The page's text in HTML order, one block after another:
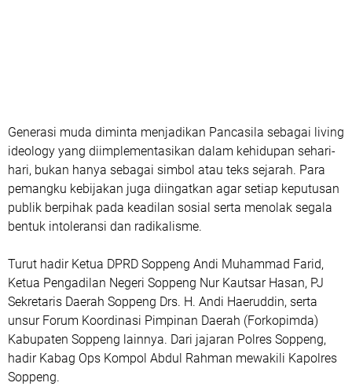
Generasi muda diminta menjadikan Pancasila sebagai living
ideology yang diimplementasikan dalam kehidupan sehari-
hari, bukan hanya sebagai simbol atau teks sejarah. Para
pemangku kebijakan juga diingatkan agar setiap keputusan
publik berpihak pada keadilan sosial serta menolak segala
bentuk intoleransi dan radikalisme.
Turut hadir Ketua DPRD Soppeng Andi Muhammad Farid,
Ketua Pengadilan Negeri Soppeng Nur Kautsar Hasan, PJ
Sekretaris Daerah Soppeng Drs. H. Andi Haeruddin, serta
unsur Forum Koordinasi Pimpinan Daerah (Forkopimda)
Kabupaten Soppeng lainnya. Dari jajaran Polres Soppeng,
hadir Kabag Ops Kompol Abdul Rahman mewakili Kapolres
Soppeng.